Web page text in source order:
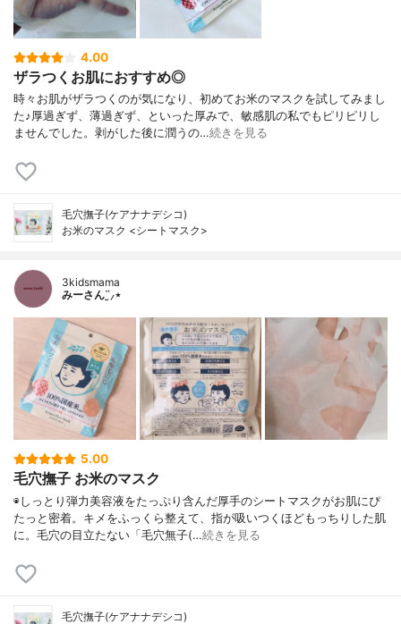
4.00
ザラつくお肌におすすめ◎
時々お肌がザラつくのが気になり、初めてお米のマスクを試してみまし
た♪厚過ぎず、薄過ぎず、といった厚みで、敏感肌の私でもピリピリし
ませんでした。剥がした後に潤うの…続きを見る
毛穴撫子(ケアナナデシコ)
お米のマスク <シートマスク>
3kidsmama
みーさん¨̮⸝⋆
5.00
毛穴撫子 お米のマスク
◉しっとり弾力美容液をたっぷり含んだ厚手のシートマスクがお肌にぴ
たっと密着。キメをふっくら整えて、指が吸いつくほどもっちりした肌
に。毛穴の目立たない「毛穴無子(…続きを見る
毛穴撫子(ケアナナデシコ)